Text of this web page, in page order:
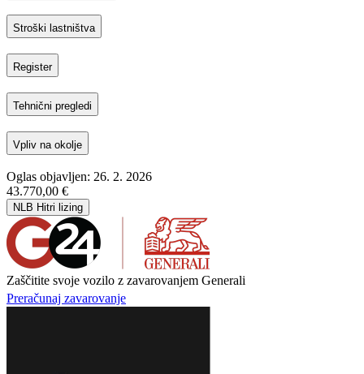
Stroški lastništva
Register
Tehnični pregledi
Vpliv na okolje
Oglas objavljen: 26. 2. 2026
43.770,00 €
NLB Hitri lizing
Zaščitite svoje vozilo z zavarovanjem Generali
Preračunaj zavarovanje